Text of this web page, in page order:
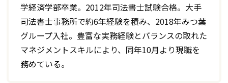
学経済学部卒業。2012年司法書士試験合格。大手
司法書士事務所で約6年経験を積み、2018年みつ葉
グループ入社。豊富な実務経験とバランスの取れた
マネジメントスキルにより、同年10月より現職を
務めている。